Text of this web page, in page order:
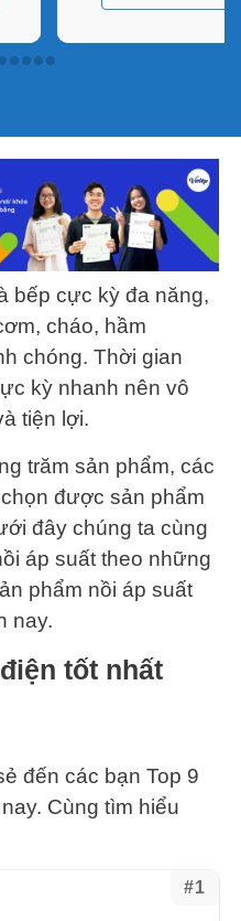
bếp cực kỳ đa năng,
cháo, hầm
chóng. Thời gian
kỳ nhanh nên vô
tiện lợi.
trăm sản phẩm, các
được sản phẩm
đây chúng ta cùng
áp suất theo những
phẩm nồi áp suất
nay.
tốt nhất
đến các bạn Top 9
Cùng tìm hiểu
#1